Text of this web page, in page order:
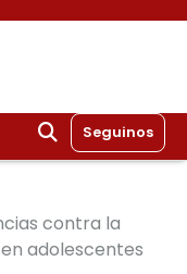
Seguinos
contra la
adolescentes